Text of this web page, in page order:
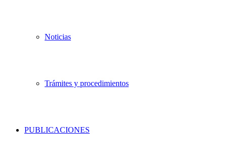
Noticias
Trámites y procedimientos
PUBLICACIONES